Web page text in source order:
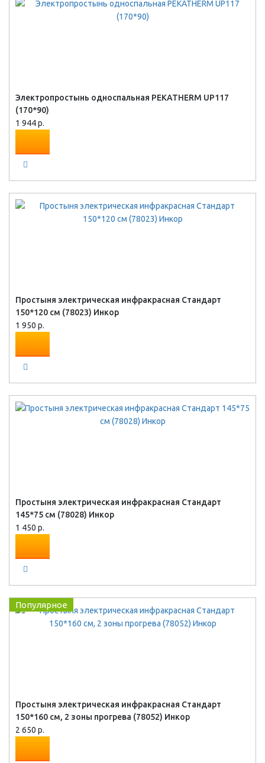
Электропростынь односпальная PEKATHERM UP117
(170*90)
1 944 р.
Простыня электрическая инфракрасная Стандарт
150*120 см (78023) Инкор
1 950 р.
Простыня электрическая инфракрасная Стандарт
145*75 см (78028) Инкор
1 450 р.
Популярное
Простыня электрическая инфракрасная Стандарт
150*160 см, 2 зоны прогрева (78052) Инкор
2 650 р.